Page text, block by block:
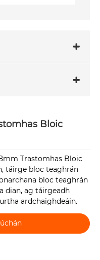
Bloic
Trastomhas Bloic
táirge bloc teaghrán
bloc teaghrán
dian, ag táirgeadh
ardchaighdeáin.